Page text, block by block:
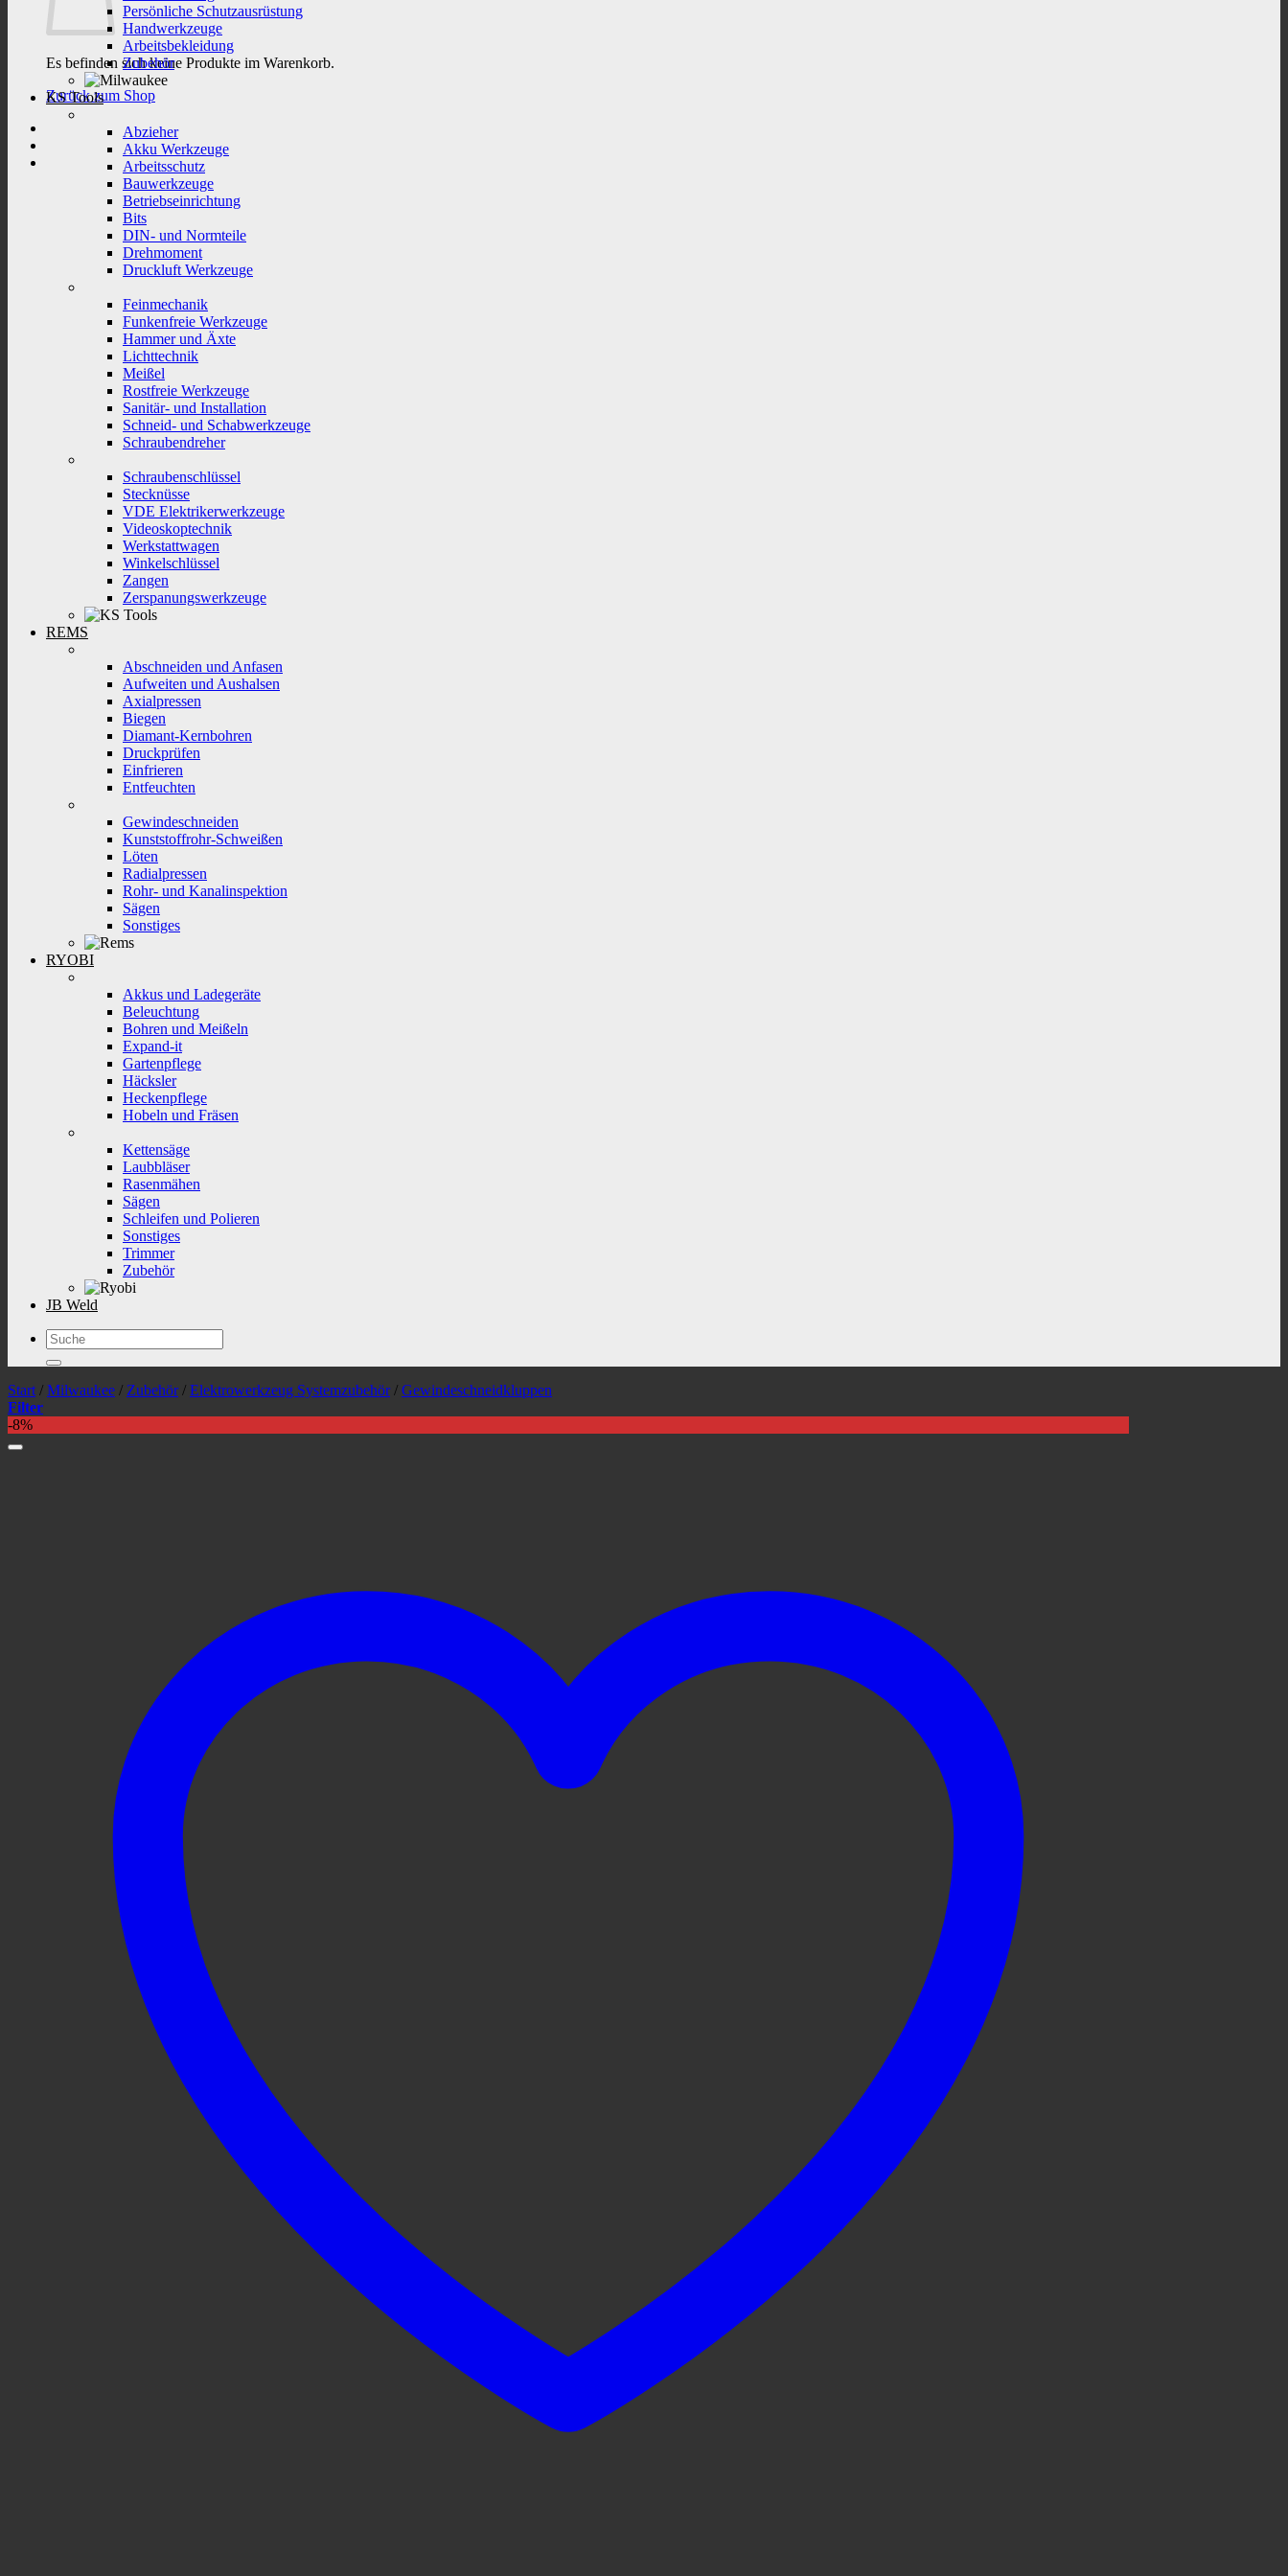
Es befinden sich keine Produkte im Warenkorb.
Zurück zum Shop
Persönliche Schutzausrüstung
Handwerkzeuge
Arbeitsbekleidung
Zubehör
KS Tools
Abzieher
Akku Werkzeuge
Arbeitsschutz
Bauwerkzeuge
Betriebseinrichtung
Bits
DIN- und Normteile
Drehmoment
Druckluft Werkzeuge
Feinmechanik
Funkenfreie Werkzeuge
Hammer und Äxte
Lichttechnik
Meißel
Rostfreie Werkzeuge
Sanitär- und Installation
Schneid- und Schabwerkzeuge
Schraubendreher
Schraubenschlüssel
Stecknüsse
VDE Elektrikerwerkzeuge
Videoskoptechnik
Werkstattwagen
Winkelschlüssel
Zangen
Zerspanungswerkzeuge
REMS
Abschneiden und Anfasen
Aufweiten und Aushalsen
Axialpressen
Biegen
Diamant-Kernbohren
Druckprüfen
Einfrieren
Entfeuchten
Gewindeschneiden
Kunststoffrohr-Schweißen
Löten
Radialpressen
Rohr- und Kanalinspektion
Sägen
Sonstiges
RYOBI
Akkus und Ladegeräte
Beleuchtung
Bohren und Meißeln
Expand-it
Gartenpflege
Häcksler
Heckenpflege
Hobeln und Fräsen
Kettensäge
Laubbläser
Rasenmähen
Sägen
Schleifen und Polieren
Sonstiges
Trimmer
Zubehör
JB Weld
Suchen
nach:
Start / Milwaukee / Zubehör / Elektrowerkzeug Systemzubehör / Gewindeschneidkluppen
Filter
-8%